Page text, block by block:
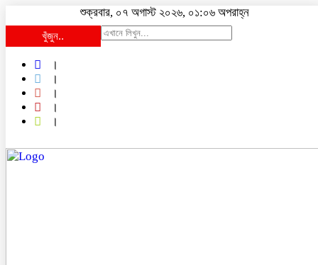
শুক্রবার, ০৭ অগাস্ট ২০২৬, ০১:০৬ অপরাহ্ন
খুঁজুন..